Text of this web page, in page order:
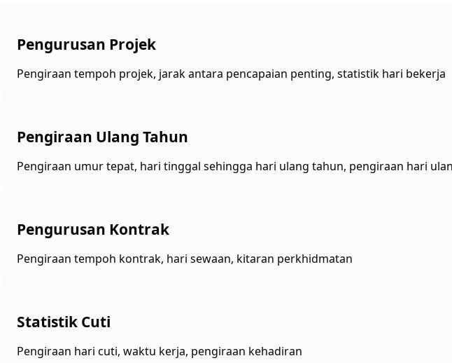
Pengurusan Projek
Pengiraan tempoh projek, jarak antara pencapaian penting, statistik hari bekerja
Pengiraan Ulang Tahun
Pengiraan umur tepat, hari tinggal sehingga hari ulang tahun, pengiraan hari
Pengurusan Kontrak
Pengiraan tempoh kontrak, hari sewaan, kitaran perkhidmatan
Statistik Cuti
Pengiraan hari cuti, waktu kerja, pengiraan kehadiran